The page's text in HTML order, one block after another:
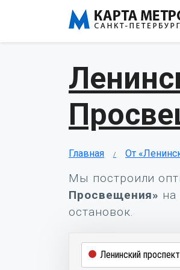
Главная От
Мы построили
Просвещения» на
остановок.